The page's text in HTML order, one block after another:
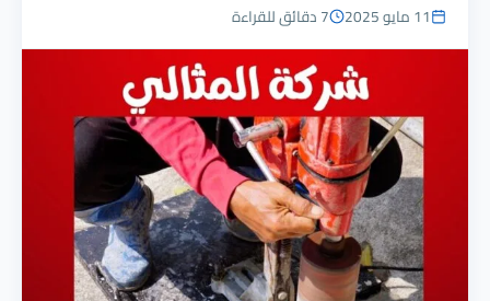
11 مايو 2025 7 دقائق للقراءة